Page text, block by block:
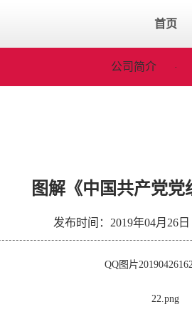
首页
公司简介 ·
图解《中国共产党党
发布时间：2019年04月26日